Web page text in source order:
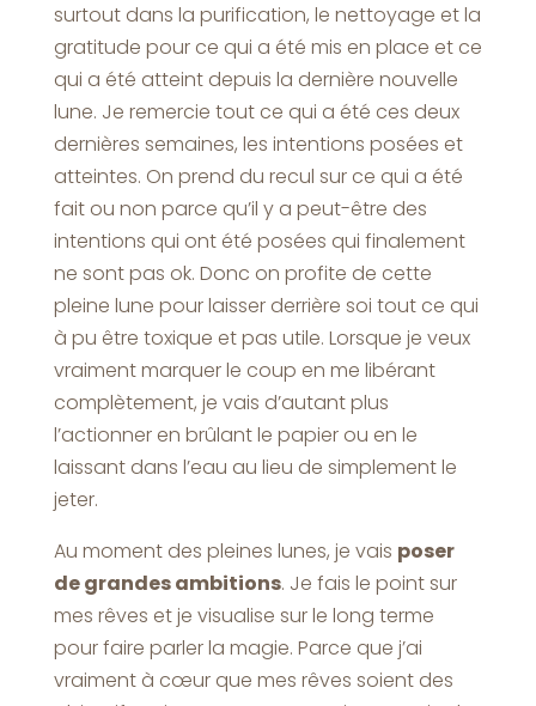
surtout dans la purification, le nettoyage et la
gratitude pour ce qui a été mis en place et ce
qui a été atteint depuis la dernière nouvelle
lune. Je remercie tout ce qui a été ces deux
dernières semaines, les intentions posées et
atteintes. On prend du recul sur ce qui a été
fait ou non parce qu’il y a peut-être des
intentions qui ont été posées qui finalement
ne sont pas ok. Donc on profite de cette
pleine lune pour laisser derrière soi tout ce qui
à pu être toxique et pas utile. Lorsque je veux
vraiment marquer le coup en me libérant
complètement, je vais d’autant plus
l’actionner en brûlant le papier ou en le
laissant dans l’eau au lieu de simplement le
jeter.
Au moment des pleines lunes, je vais poser
de grandes ambitions. Je fais le point sur
mes rêves et je visualise sur le long terme
pour faire parler la magie. Parce que j’ai
vraiment à cœur que mes rêves soient des